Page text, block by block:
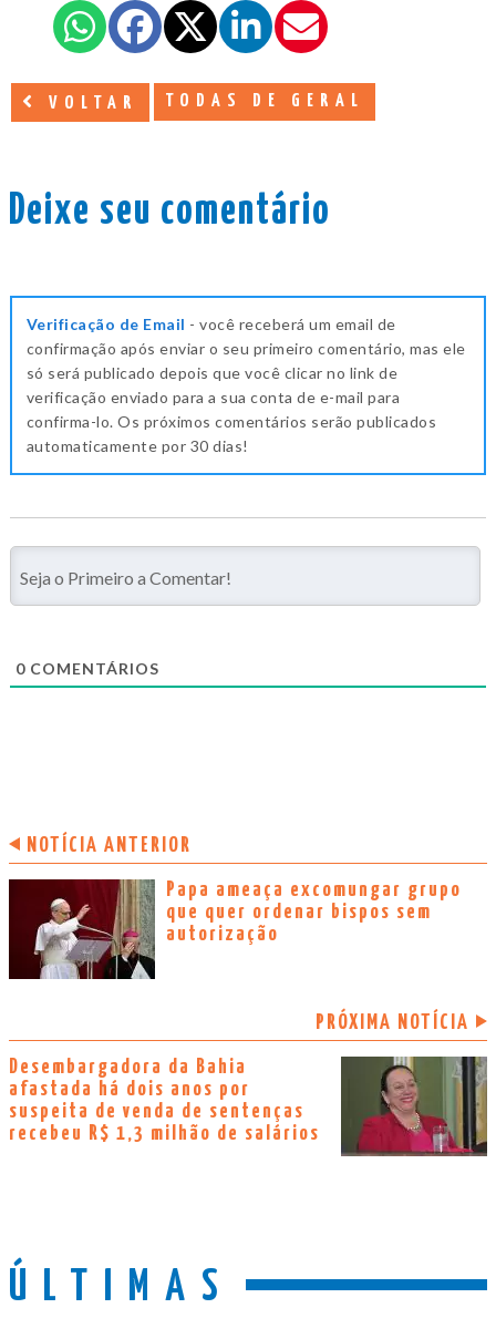
VOLTAR TODAS DE GERAL
Deixe seu comentário
Verificação de Email - você receberá um email de
confirmação após enviar o seu primeiro comentário, mas ele
só será publicado depois que você clicar no link de
verificação enviado para a sua conta de e-mail para
confirma-lo. Os próximos comentários serão publicados
automaticamente por 30 dias!
0 COMENTÁRIOS
NOTÍCIA ANTERIOR
Papa ameaça excomungar grupo
que quer ordenar bispos sem
autorização
PRÓXIMA NOTÍCIA
Desembargadora da Bahia
afastada há dois anos por
suspeita de venda de sentenças
recebeu R$ 1,3 milhão de salários
ÚLTIMAS